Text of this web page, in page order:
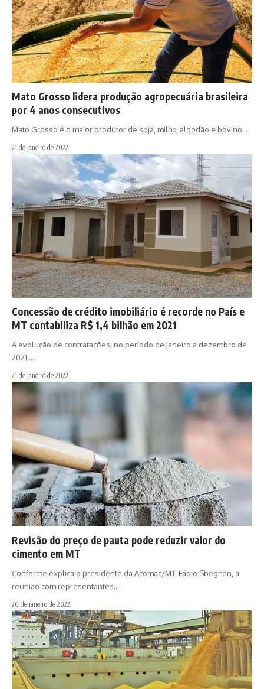
Mato Grosso lidera produção agropecuária brasileira
por 4 anos consecutivos
Mato Grosso é o maior produtor de soja, milho, algodão e bovino…
21 de janeiro de 2022
Concessão de crédito imobiliário é recorde no País e
MT contabiliza R$ 1,4 bilhão em 2021
A evolução de contratações, no período de janeiro a dezembro de
2021,…
21 de janeiro de 2022
Revisão do preço de pauta pode reduzir valor do
cimento em MT
Conforme explica o presidente da Acomac/MT, Fábio Sbeghen, a
reunião com representantes…
20 de janeiro de 2022